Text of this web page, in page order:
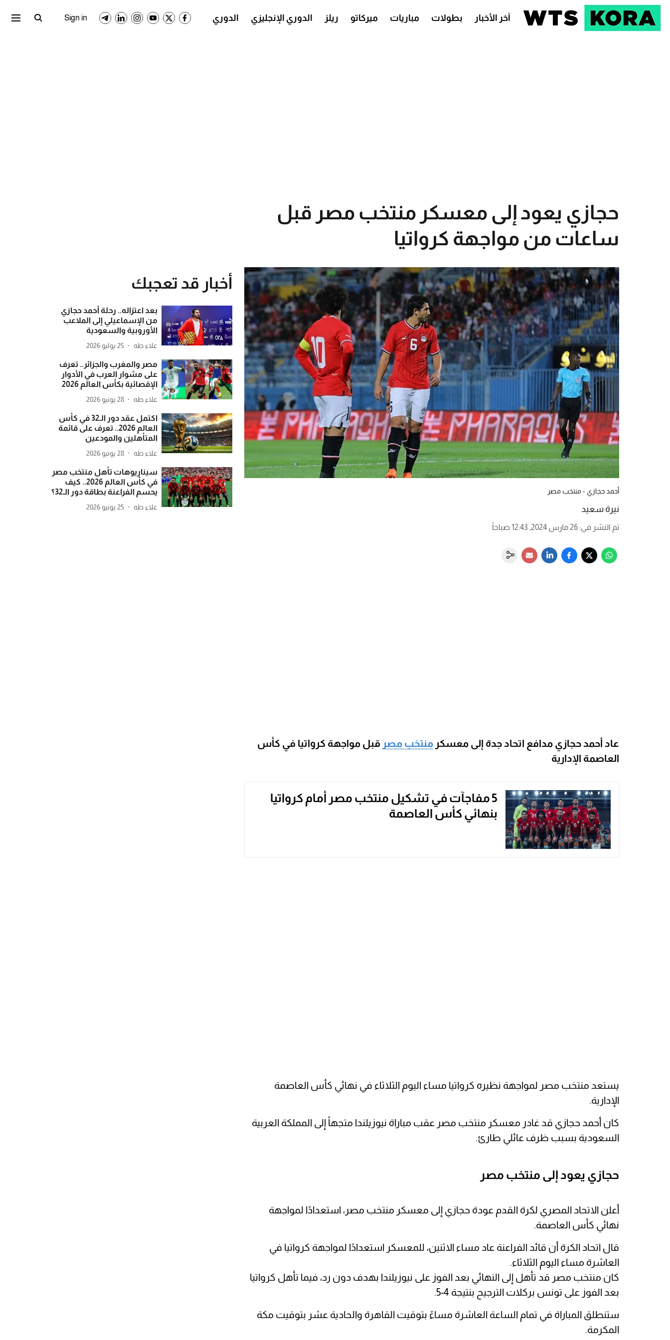
آخر الأخبار بطولات مباريات ميركاتو ريلز الدوري الإنجليزي الدوري المصري الدوري السعودي Sign in
حجازي يعود إلى معسكر منتخب مصر قبل
ساعات من مواجهة كرواتيا
أحمد حجازي - منتخب مصر
نيرة سعيد
تم النشر في: 26 مارس 2024, 12:43 صباحاً
عاد أحمد حجازي مدافع اتحاد جدة إلى معسكر منتخب مصر قبل مواجهة كرواتيا في كأس
العاصمة الإدارية
5 مفاجآت في تشكيل منتخب مصر أمام كرواتيا
بنهائي كأس العاصمة
يستعد منتخب مصر لمواجهة نظيره كرواتيا مساء اليوم الثلاثاء في نهائي كأس العاصمة
الإدارية.
كان أحمد حجازي قد غادر معسكر منتخب مصر عقب مباراة نيوزيلندا متجهاً إلى المملكة العربية
السعودية بسبب ظرف عائلي طارئ.
حجازي يعود إلى منتخب مصر
أعلن الاتحاد المصري لكرة القدم عودة حجازي إلى معسكر منتخب مصر، استعدادًا لمواجهة
نهائي كأس العاصمة.
قال اتحاد الكرة أن قائد الفراعنة عاد مساء الاثنين، للمعسكر استعدادًا لمواجهة كرواتيا في
العاشرة مساء اليوم الثلاثاء.
كان منتخب مصر قد تأهل إلى النهائي بعد الفوز على نيوزيلندا بهدف دون رد، فيما تأهل كرواتيا
بعد الفوز على تونس بركلات الترجيح بنتيجة 4-5.
ستنطلق المباراة في تمام الساعة العاشرة مساءً بتوقيت القاهرة والحادية عشر بتوقيت مكة
المكرمة.
أخبار قد تعجبك
بعد اعتزاله.. رحلة أحمد حجازي
من الإسماعيلي إلى الملاعب
الأوروبية والسعودية
علاء طه 25 يوليو 2026
مصر والمغرب والجزائر.. تعرف
على مشوار العرب في الأدوار
الإقصائية بكأس العالم 2026
علاء طه 28 يونيو 2026
اكتمل عقد دور الـ32 في كأس
العالم 2026.. تعرف على قائمة
المتأهلين والمودعين
علاء طه 28 يونيو 2026
سيناريوهات تأهل منتخب مصر
في كأس العالم 2026.. كيف
يحسم الفراعنة بطاقة دور الـ32؟
علاء طه 25 يونيو 2026